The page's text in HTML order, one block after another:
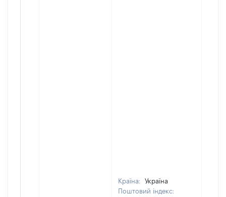
Країна:
Україна
Поштовий індекс: